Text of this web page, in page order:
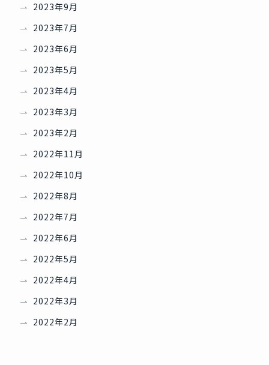
2023年9月
2023年7月
2023年6月
2023年5月
2023年4月
2023年3月
2023年2月
2022年11月
2022年10月
2022年8月
2022年7月
2022年6月
2022年5月
2022年4月
2022年3月
2022年2月